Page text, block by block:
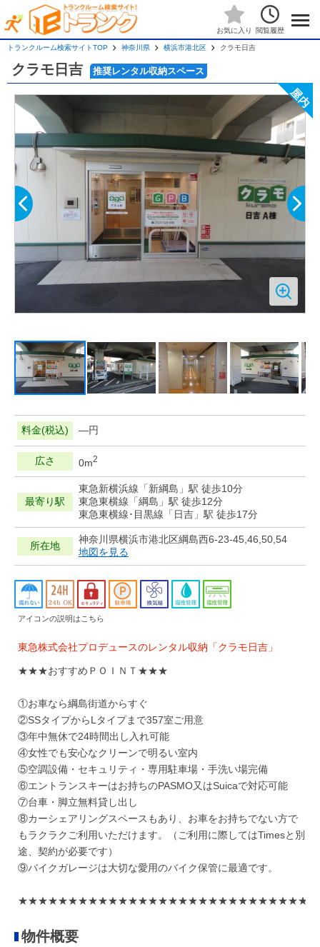
お気に入り 閲覧履歴
トランクルーム検索サイトTOP 神奈川県 横浜市港北区 クラモ日吉
クラモ日吉 推奨レンタル収納スペース
料金(税込) —円
広さ 0m2
最寄り駅
東急新横浜線「新綱島」駅 徒歩10分
東急東横線「綱島」駅 徒歩12分
東急東横線･目黒線「日吉」駅 徒歩17分
所在地
神奈川県横浜市港北区綱島西6-23-45,46,50,54
地図を見る
アイコンの説明はこちら
東急株式会社プロデュースのレンタル収納「クラモ日吉」
★★★おすすめＰＯＩＮＴ★★★
①お車なら綱島街道からすぐ
②SSタイプからLタイプまで357室ご用意
③年中無休で24時間出し入れ可能
④女性でも安心なクリーンで明るい室内
⑤空調設備・セキュリティ・専用駐車場・手洗い場完備
⑥エントランスキーはお持ちのPASMO又はSuicaで対応可能
⑦台車・脚立無料貸し出し
⑧カーシェアリングスペースもあり、お車をお持ちでない方で
もラクラクご利用いただけます。（ご利用に際してはTimesと別
途、契約が必要です）
⑨バイクガレージは大切な愛用のバイク保管に最適です。
★★★★★★★★★★★★★★★★★★★★★★★★★★★★★★
物件概要